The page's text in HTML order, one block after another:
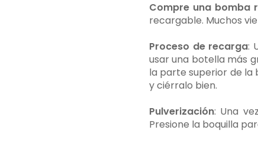
Compre una bomba
recargable. Muchos
Proceso de recarga:
usar una botella más
la parte superior de la
y ciérralo bien.
Pulverización: Una
Presione la boquilla